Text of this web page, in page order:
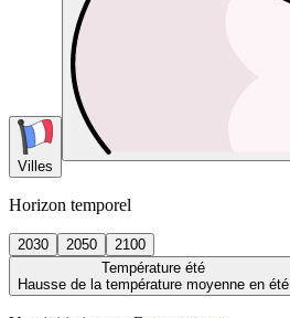
Villes
Horizon temporel
2030 2050
2100
Température été
Hausse de la température moyenne en été